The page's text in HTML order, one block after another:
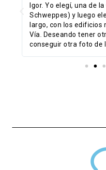
Igor. Yo elegí, una de
Schweppes) y luego
largo, con los edificios
Vía. Deseando tener
conseguir otra foto de